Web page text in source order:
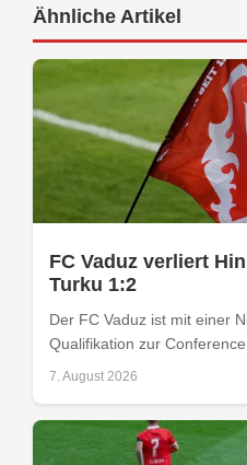
Ähnliche Artikel
FC Vaduz verliert
Turku 1:2
Der FC Vaduz ist mit einer
Qualifikation zur
7. August 2026